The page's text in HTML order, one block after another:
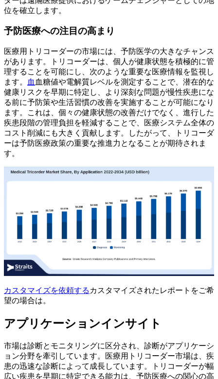
位を確立します。
予防医療への注目の高まり
医療用トリコーダーの市場には、予防医学の大きなチャンス
があります。トリコーダーは、個人が健康状態を積極的に管
理することを可能にし、次のような重要な医療情報を監視し
ます。
血 血糖値や電解質レベルを測定することで、潜在的な
健康リスクを早期に特定し、より深刻な問題が慢性疾患にな
る前に予防策や生活習慣の改善を実施することが可能になり
ます。これは、個々の健康状態の改善だけでなく、進行した
疾患段階の管理負担を軽減することで、医療システム全体の
コスト削減にも大きく貢献します。したがって、トリコーダ
ーは予防医療政策の重要な推進力となることが期待されま
す。
カスタマイズを依頼する カスタマイズされたレポートをご希
望の場合は。
アプリケーションインサイト
市場は診断とモニタリングに区分され、診断がアプリケーシ
ョン分野を牽引しています。医療用トリコーダー市場は、疾
患の迅速な診断によって成長しています。トリコーダーが幅
広い疾患を早期に特定できる能力は、予防医療への関心の高